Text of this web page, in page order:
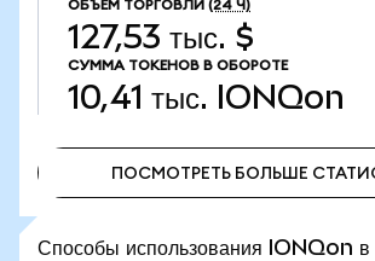
ОБЪЕМ ТОРГОВЛИ (24 Ч)
127,53 тыс. $
СУММА ТОКЕНОВ В ОБОРОТЕ
10,41 тыс. IONQon
ПОСМОТРЕТЬ БОЛЬШЕ
Способы использования IONQon